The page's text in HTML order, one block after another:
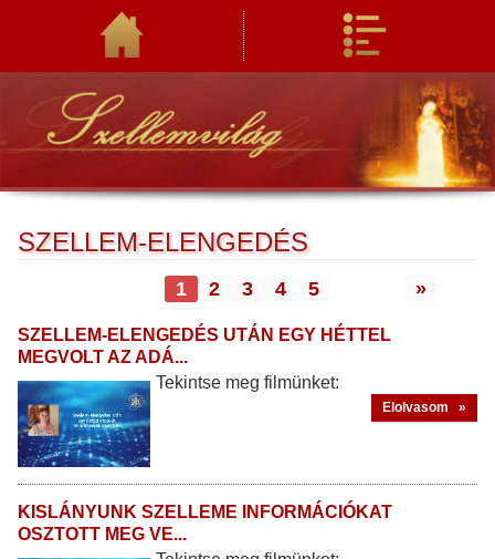
SZELLEM-ELENGEDÉS
1 2 3 4 5 »
SZELLEM-ELENGEDÉS UTÁN EGY HÉTTEL
MEGVOLT AZ ADÁ...
Tekintse meg filmünket:
Elolvasom »
KISLÁNYUNK SZELLEME INFORMÁCIÓKAT
OSZTOTT MEG VE...